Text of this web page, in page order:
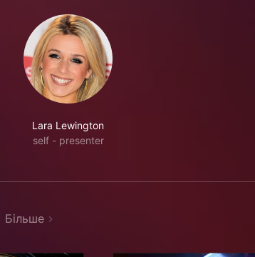
Lara Lewington
self - presenter
Більше